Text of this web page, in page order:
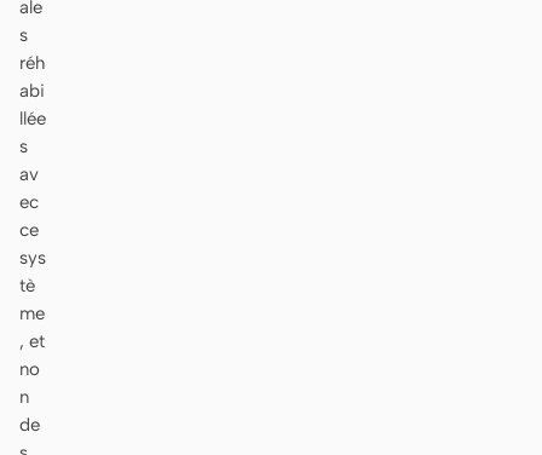
ale
s
réh
abi
llée
s
av
ec
ce
sys
tè
me
, et
no
n
de